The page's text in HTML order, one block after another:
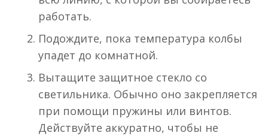
работать.
Подождите, пока температура колбы
упадет до комнатной.
Вытащите защитное стекло со
светильника. Обычно оно закрепляется
при помощи пружины или винтов.
Действуйте аккуратно, чтобы не